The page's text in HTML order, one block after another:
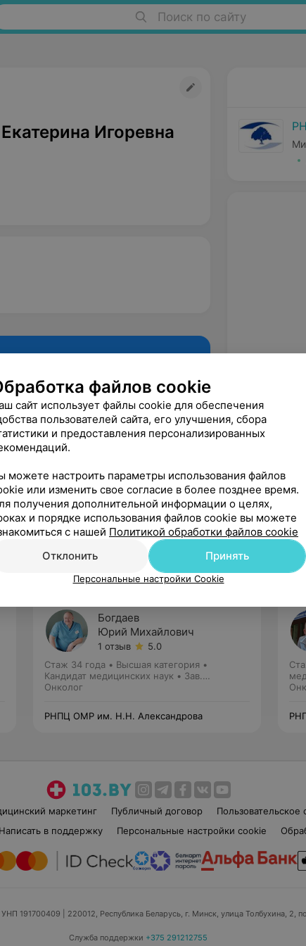
Поиск по сайту
Игоревна
Рекомендую
Богдаев
Юрий Михайлович
1 отзыв
5.0
Стаж 34 года • Высшая категория •
Кандидат медицинских наук • Зав.
отделением
Онколог
РНПЦ ОМР им. Н.Н. Александрова
маркетинг Публичный договор Пользовательское
Написать в поддержку Персональные настройки cookie
191700409 | 220012, Республика Беларусь, г. Минск, улица Толбухина, 2,
Служба поддержки +375 291212755
файлов cookie
сайт использует файлы cookie для обеспечения
пользователей сайта, его улучшения, сбора
и предоставления персонализированных
можете настроить параметры использования файлов
или изменить свое согласие в более позднее время.
получения дополнительной информации о целях,
и порядке использования файлов cookie вы можете
с нашей Политикой обработки файлов cookie
Отклонить
Принять
Персональные настройки Cookie